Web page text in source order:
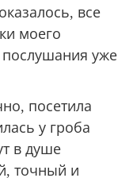
все
моего
уже
посетила
у гроба
в душе
точный и